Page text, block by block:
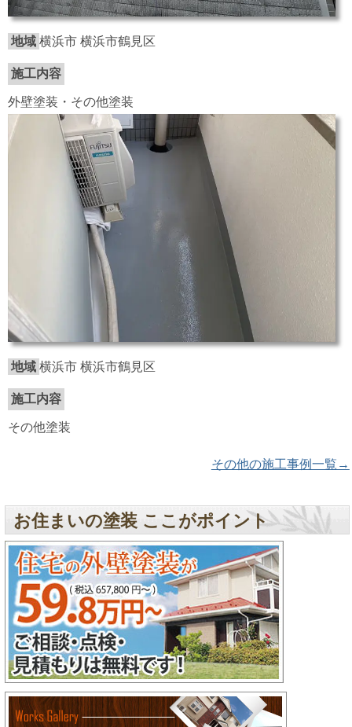
地域 横浜市 横浜市鶴見区
施工内容
外壁塗装・その他塗装
地域 横浜市 横浜市鶴見区
施工内容
その他塗装
その他の施工事例一覧→
お住まいの塗装 ここがポイント